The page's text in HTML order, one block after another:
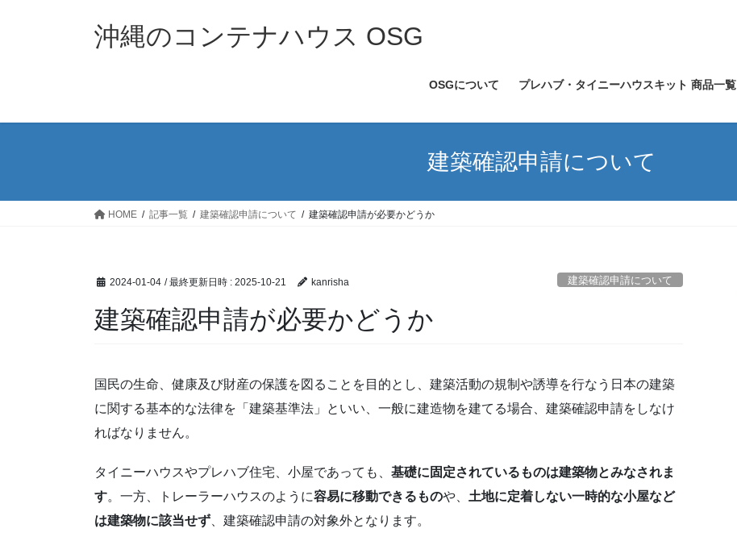
ス
ン
沖縄のコンテナハウス OSG
OSGについて プレハブ・タイニーハウスキット 商品一覧
建築確認申請について
HOME 記事一覧 建築確認申請について 建築確認申請が必要かどうか
2024-01-04 / 最終更新日時 : 2025-10-21 kanrisha 建築確認申請について
建築確認申請が必要かどうか
国民の生命、健康及び財産の保護を図ることを目的とし、建築活動の規制や誘導を行なう日本の建築
に関する基本的な法律を「建築基準法」といい、一般に建造物を建てる場合、建築確認申請をしなけ
ればなりません。
タイニーハウスやプレハブ住宅、小屋であっても、 基礎に固定されているものは建築物とみなされま
す。一方、トレーラーハウスのように容易に移動できるものや、 土地に定着しない一時的な小屋など
は建築物に該当せず 、建築確認申請の対象外となります。